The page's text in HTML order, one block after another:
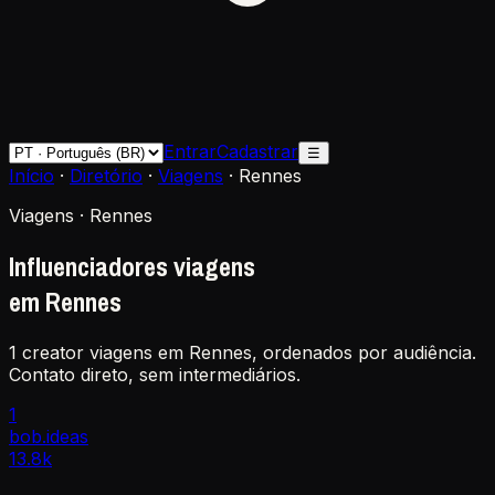
EntrarCadastrar ☰
Início · Diretório · Viagens · Rennes
Viagens · Rennes
Influenciadores viagens
em Rennes
1 creator viagens em Rennes, ordenados por audiência.
Contato direto, sem intermediários.
1
bob.ideas
13.8k